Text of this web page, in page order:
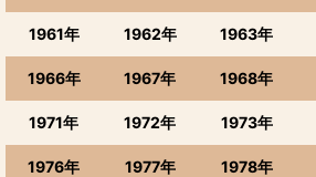
1961年 1962年 1963年
1966年 1967年 1968年
1971年 1972年 1973年
1976年 1977年 1978年